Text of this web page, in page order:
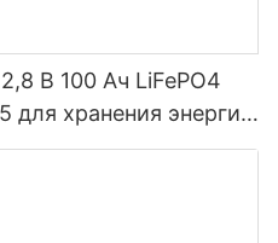
В 100 Ач LiFePO4
для хранения энергии
систем